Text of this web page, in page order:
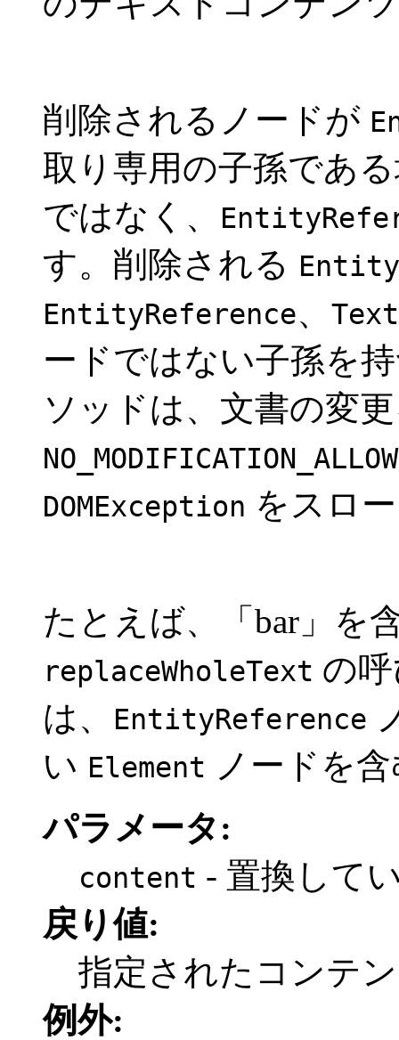
削除されるノードが
取り専用の子孫であ
ではなく、
す。削除される
EntityReference、 Text
ードではない子孫を
ソッドは、文書の変
DOMException をスロ
たとえば、「bar」を
replaceWholeText の
は、
EntityReference
い Element
ノードを
パラメータ:
content - 置換して
戻り値:
指定されたコンテ
例外: